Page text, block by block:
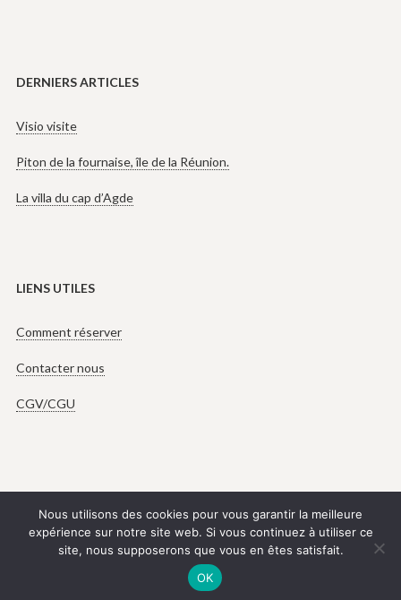
DERNIERS ARTICLES
Visio visite
Piton de la fournaise, île de la Réunion.
La villa du cap d’Agde
LIENS UTILES
Comment réserver
Contacter nous
CGV/CGU
+33 (668) 412 800
Copyright © Tous droits réservés.
Nous utilisons des cookies pour vous garantir la meilleure
expérience sur notre site web. Si vous continuez à utiliser ce
site, nous supposerons que vous en êtes satisfait.
OK